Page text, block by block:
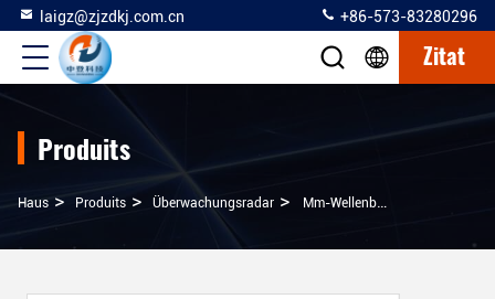
laigz@zjzdkj.com.cn +86-573-83280296
Zitat
Produits
Haus > Produits > Überwachungsradar > Mm-Wellenband Bodenwarnradar Mit MIMO-System